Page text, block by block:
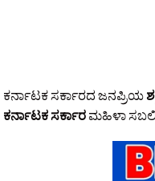
ಕರ್ನಾಟಕ ಸರ್ಕಾರದ ಜನಪ್ರಿಯ
ಕರ್ನಾಟಕ ಸರ್ಕಾರಮಹಿಳಾ